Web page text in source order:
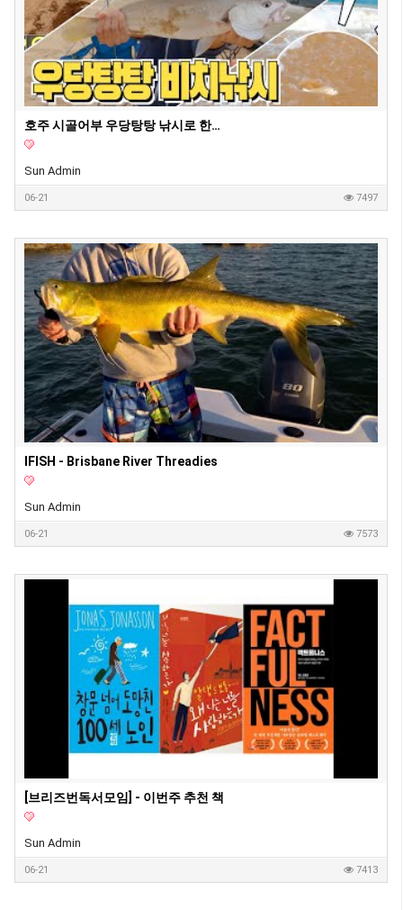
호주 시골어부 우당탕탕 낚시로 한국에서 비싸다는 그생선 잡아버렸습니다!! 아버지(용왕님) 감사합니다~!! (호주해남) 비치낚시.
Sun Admin
06-21 7497
IFISH - Brisbane River Threadies
Sun Admin
06-21 7573
[브리즈번독서모임] - 이번주 추천 책
Sun Admin
06-21 7413